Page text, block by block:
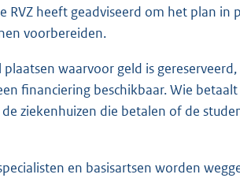
heeft geadviseerd om het plan in
voorbereiden.
waarvoor geld is
financiering beschikbaar. Wie
ziekenhuizen die betalen of de
en basisartsen worden